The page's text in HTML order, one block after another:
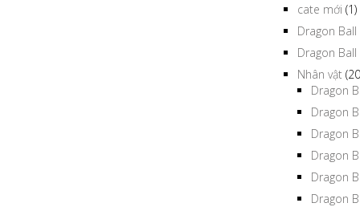
cate mới (1)
Dragon
Dragon
Nhân vật
Dragon
Dragon
Dragon
Dragon
Dragon
Dragon